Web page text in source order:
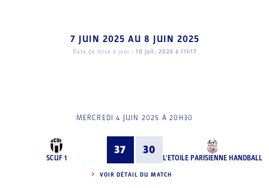
7 JUIN 2025 AU 8 JUIN 2025
Date de mise à jour : 10 juil. 2026 à 11h17
MERCREDI 4 JUIN 2025 À 20H30
SCUF 1
37 30
L'ETOILE PARISIENNE HANDBALL
VOIR DÉTAIL DU MATCH